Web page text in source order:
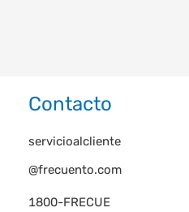
Contacto
1800-FRECUE
servicioalcliente
@frecuento.com